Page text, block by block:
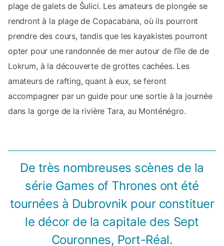
plage de galets de Šulici. Les amateurs de plongée se
rendront à la plage de Copacabana, où ils pourront
prendre des cours, tandis que les kayakistes pourront
opter pour une randonnée de mer autour de l’île de de
Lokrum, à la découverte de grottes cachées. Les
amateurs de rafting, quant à eux, se feront
accompagner par un guide pour une sortie à la journée
dans la gorge de la rivière Tara, au Monténégro.
De très nombreuses scènes de la
série Games of Thrones ont été
tournées à Dubrovnik pour constituer
le décor de la capitale des Sept
Couronnes, Port-Réal.